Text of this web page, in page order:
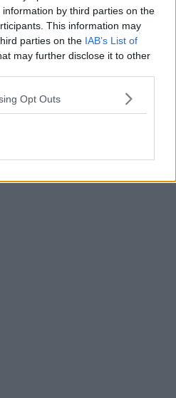
by third parties on the
This information may
parties on the IAB’s List of
may further disclose it to other
Opt Outs